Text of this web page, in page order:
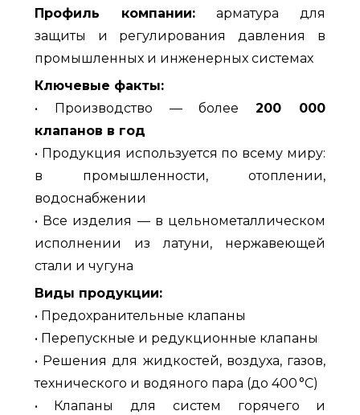
Профиль компании:арматура для
защиты и регулирования давления в
промышленных и инженерных системах
Ключевые факты:
• Производство — более200 000
клапанов в год
• Продукция используется по всему миру:
в промышленности, отоплении,
водоснабжении
• Все изделия — в цельнометаллическом
исполнении из латуни, нержавеющей
стали и чугуна
Виды продукции:
• Предохранительные клапаны
• Перепускные и редукционные клапаны
• Решения для жидкостей, воздуха, газов,
технического и водяного пара (до 400 °C)
• Клапаны для систем горячего и